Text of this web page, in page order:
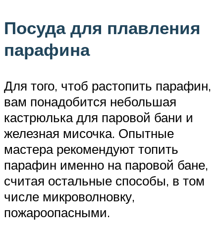
Посуда для плавления
парафина
Для того, чтоб растопить парафин,
вам понадобится небольшая
кастрюлька для паровой бани и
железная мисочка. Опытные
мастера рекомендуют топить
парафин именно на паровой бане,
считая остальные способы, в том
числе микроволновку,
пожароопасными.